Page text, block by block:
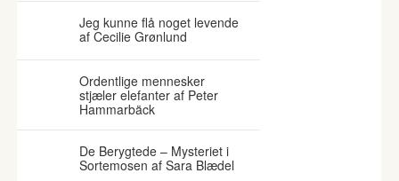
Jeg kunne flå noget levende
af Cecilie Grønlund
Ordentlige mennesker
stjæler elefanter af Peter
Hammarbäck
De Berygtede – Mysteriet i
Sortemosen af Sara Blædel